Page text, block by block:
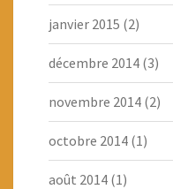
janvier 2015 (2)
décembre 2014 (3)
novembre 2014 (2)
octobre 2014 (1)
août 2014 (1)